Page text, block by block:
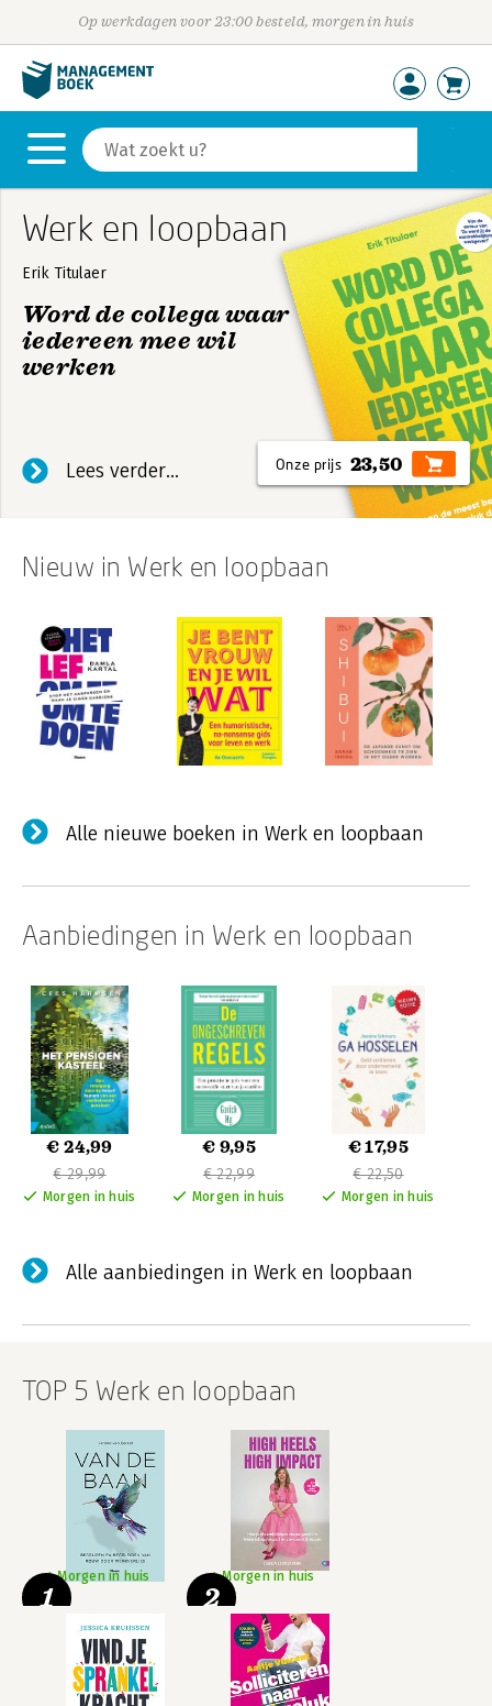
Op werkdagen voor 23:00 besteld, morgen in huis
Werk en loopbaan
Erik Titulaer
Word de collega waar
iedereen mee wil
werken
Met een scherpe pen, een vleugje humor en nul
managementbullshit, neemt Erik Titulaer je mee
langs de gedragingen, keuzes en inzichten die van
jou als collega een magneet maken. Geen zweverig
Lees verder... 23,50
Nieuw in Werk en loopbaan
Alle nieuwe boeken in Werk en loopbaan
Aanbiedingen in Werk en loopbaan
€ 24,99
€ 29,99
Morgen in huis
€ 9,95
€ 22,99
Morgen in huis
€ 17,95
€ 22,50
Morgen in huis
Alle aanbiedingen in Werk en loopbaan
TOP 5 Werk en loopbaan
Morgen in huis
1
Morgen in huis
2